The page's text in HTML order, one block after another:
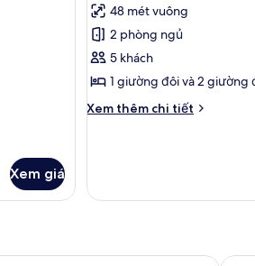
Xem giá
cả
ảnh
Residence
Family
Room
48 mét vuông
2 phòng ngủ
5 khách
1 giường đôi và 2 giường
Xem thêm chi tiết
Chi
Family
Room